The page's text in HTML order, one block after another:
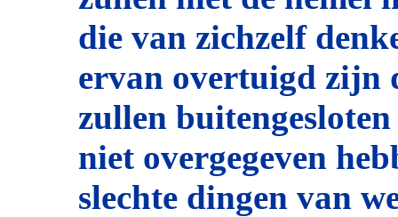
die van zichzelf
ervan overtuigd zijn
zullen
niet overgegeven
slechte dingen van